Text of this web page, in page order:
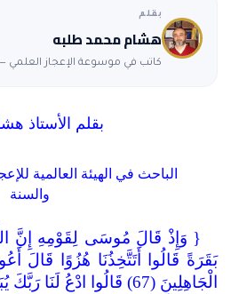
بقلم
هشام محمد طلبه
كاتب في موسوعة الإعجاز العلمي — نشر 53
بقلم الأستاذ
الباحث في الهيئة العالمية
والسنة
{ وَإِذْ قَالَ مُوسَى لِقَوْمِهِ إِنَّ
بَقَرَةً قَالُوا أَتَتَّخِذُنَا هُزُوًا قَالَ
الْجَاهِلِينَ (67) قَالُوا ادْعُ